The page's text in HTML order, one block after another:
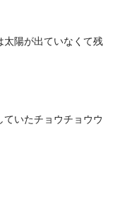
太陽が出ていなくて残
いたチョウチョウウ